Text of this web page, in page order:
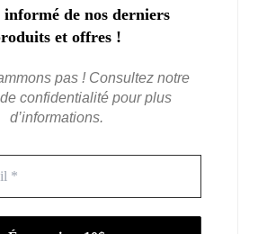
informé de nos derniers
et offres !
pas ! Consultez notre
confidentialitépour plus
d’informations.